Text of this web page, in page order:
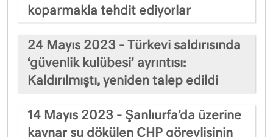
koparmakla tehdit ediyorlar
24 Mayıs 2023 - Türkevi saldırısında
‘güvenlik kulübesi’ ayrıntısı:
Kaldırılmıştı, yeniden talep edildi
14 Mayıs 2023 - Şanlıurfa’da üzerine
kaynar su dökülen CHP görevlisinin